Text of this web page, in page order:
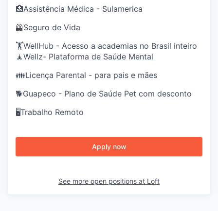
🏥Assistência Médica - Sulamerica
🦺Seguro de Vida
🏋️WellHub - Acesso a academias no Brasil inteiro
🧘Wellz- Plataforma de Saúde Mental
👪Licença Parental - para pais e mães
🐕Guapeco - Plano de Saúde Pet com desconto
🖥️Trabalho Remoto
Apply now
See more open positions at Loft